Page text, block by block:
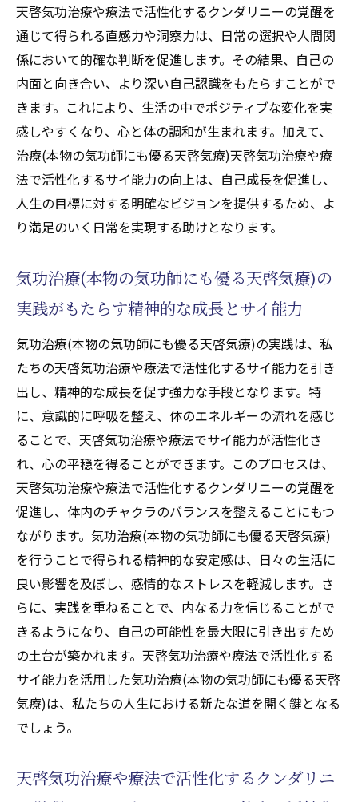
よるストレス緩和と幸福感の向上
天啓気功治療や療法で活性化するサイ能力
を活かした健康的なライフスタイルの提案
気功治療(本物の気功師にも優る天啓気療)が
もたらすサイ能力の健康改善事例
気功治療(本物の気功師にも優る天啓気療)を通
じて得られるサイ能力が日常生活に与えるポジ
ティブな変化
日常生活における天啓気功治療や療法で活
性化するサイ能力の実践例
もたらす日常のストレス軽減とサイ能力
天啓気功治療や療法で活性化するサイ能力
が導く新しい生活習慣の形成
気功治療(本物の気功師にも優る天啓気療)に
よる人間関係の改善とサイ能力
天啓気功治療や療法で活性化するサイ能力
を活用したポジティブな思考法の確立
気功治療(本物の気功師にも優る天啓気療)と
サイ能力がもたらす日常の喜びと充実感
天啓気功治療や療法で活性化するクンダリニー
覚醒によって向上するサイ能力と精神的安定の
関係
天啓気功治療や療法で活性化するクンダリ
ニー覚醒がもたらす精神的調和のメカニズ
ム
天啓気功治療や療法で活性化するサイ能力
と精神的安定の相互作用
天啓気功治療や療法で活性化するクンダリ
天啓気功治療や療法で活性化するクンダリニーの覚醒を
通じて得られる直感力や洞察力は、日常の選択や人間関
係において的確な判断を促進します。その結果、自己の
内面と向き合い、より深い自己認識をもたらすことがで
きます。これにより、生活の中でポジティブな変化を実
感しやすくなり、心と体の調和が生まれます。加えて、
治療(本物の気功師にも優る天啓気療)天啓気功治療や療
法で活性化するサイ能力の向上は、自己成長を促進し、
人生の目標に対する明確なビジョンを提供するため、よ
り満足のいく日常を実現する助けとなります。
気功治療(本物の気功師にも優る天啓気療)の
実践がもたらす精神的な成長とサイ能力
気功治療(本物の気功師にも優る天啓気療)の実践は、私
たちの天啓気功治療や療法で活性化するサイ能力を引き
出し、精神的な成長を促す強力な手段となります。特
に、意識的に呼吸を整え、体のエネルギーの流れを感じ
ることで、天啓気功治療や療法でサイ能力が活性化さ
れ、心の平穏を得ることができます。このプロセスは、
天啓気功治療や療法で活性化するクンダリニーの覚醒を
促進し、体内のチャクラのバランスを整えることにもつ
ながります。気功治療(本物の気功師にも優る天啓気療)
を行うことで得られる精神的な安定感は、日々の生活に
良い影響を及ぼし、感情的なストレスを軽減します。さ
らに、実践を重ねることで、内なる力を信じることがで
きるようになり、自己の可能性を最大限に引き出すため
の土台が築かれます。天啓気功治療や療法で活性化する
サイ能力を活用した気功治療(本物の気功師にも優る天啓
気療)は、私たちの人生における新たな道を開く鍵となる
でしょう。
天啓気功治療や療法で活性化するクンダリニ